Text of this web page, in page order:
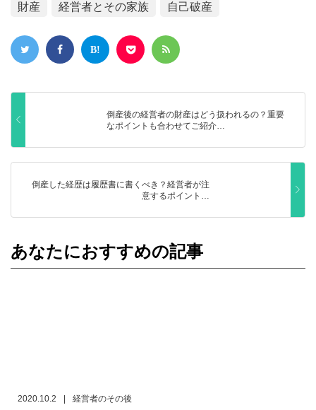
財産 経営者とその家族 自己破産
倒産後の経営者の財産はどう扱われるの？重要
なポイントも合わせてご紹介…
倒産した経歴は履歴書に書くべき？経営者が注
意するポイント…
あなたにおすすめの記事
2020.10.2 経営者のその後